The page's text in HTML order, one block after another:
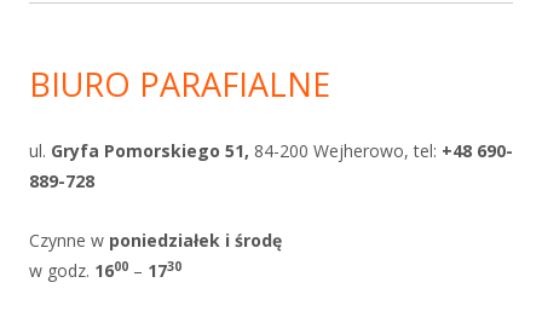
BIURO PARAFIALNE
ul. Gryfa Pomorskiego 51, 84-200 Wejherowo, tel: +48 690-
889-728
Czynne w poniedziałek i środę
w godz. 1600 – 1730